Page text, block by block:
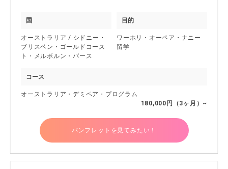
国
オーストラリア / シドニー・
ブリスベン・ゴールドコース
ト・メルボルン・パース
目的
ワーホリ・オーペア・ナニー
留学
コース
オーストラリア・デミペア・プログラム
180,000円（3ヶ月）~
パンフレットを見てみたい！